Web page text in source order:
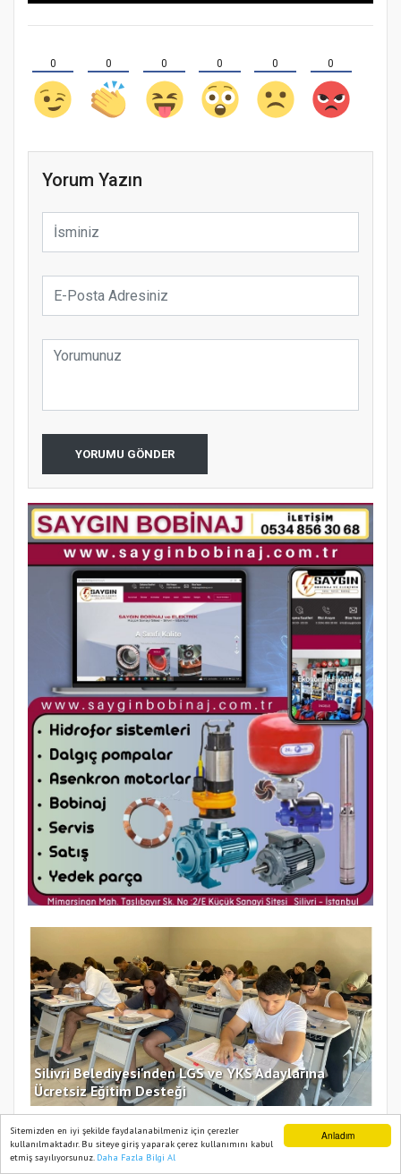
Anladım
Sitemizden en iyi şekilde faydalanabilmeniz için çerezler
kullanılmaktadır. Bu siteye giriş yaparak çerez kullanımını kabul
etmiş sayılıyorsunuz. Daha Fazla Bilgi Al
0 0 0 0 0 0
Yorum Yazın
YORUMU GÖNDER
İstanbul Büyükşehir Belediye Başkan Vekili Nuri
Aslan’dan Silivri Belediyesine Ziyaret
Ana Sayfa Web TV